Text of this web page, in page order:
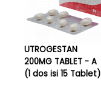
UTROGESTAN
200MG TABLET - A
(1 dos isi 15 Tablet)